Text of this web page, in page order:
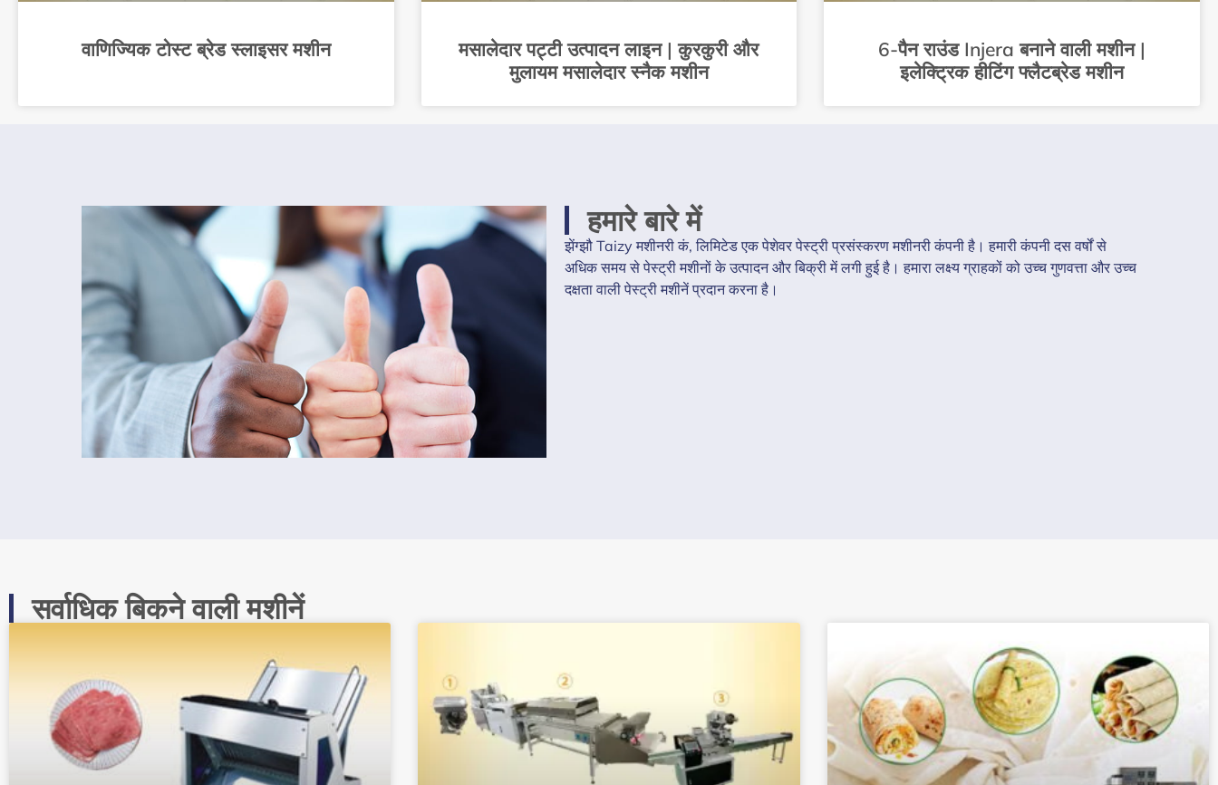
वाणिज्यिक टोस्ट ब्रेड स्लाइसर मशीन
मसालेदार पट्टी उत्पादन लाइन | कुरकुरी और
मुलायम मसालेदार स्नैक मशीन
6-पैन राउंड Injera बनाने वाली मशीन |
इलेक्ट्रिक हीटिंग फ्लैटब्रेड मशीन
हमारे बारे में
झेंग्झौ Taizy मशीनरी कं, लिमिटेड एक पेशेवर पेस्ट्री प्रसंस्करण मशीनरी कंपनी है। हमारी कंपनी दस वर्षों से
अधिक समय से पेस्ट्री मशीनों के उत्पादन और बिक्री में लगी हुई है। हमारा लक्ष्य ग्राहकों को उच्च गुणवत्ता और उच्च
दक्षता वाली पेस्ट्री मशीनें प्रदान करना है।
सर्वाधिक बिकने वाली मशीनें